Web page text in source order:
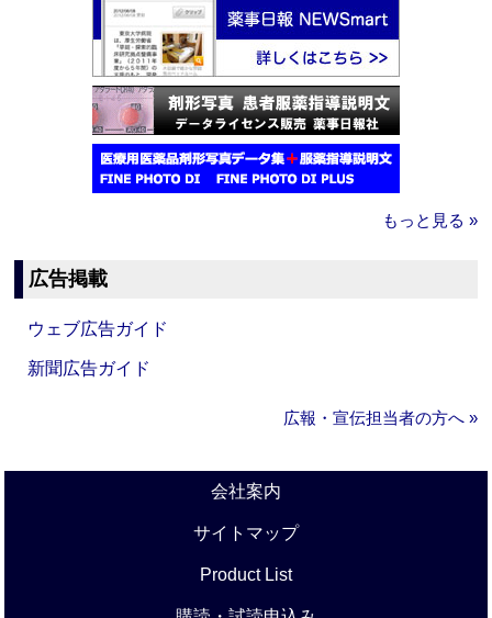
もっと見る »
広告掲載
ウェブ広告ガイド
新聞広告ガイド
広報・宣伝担当者の方へ »
会社案内
サイトマップ
Product List